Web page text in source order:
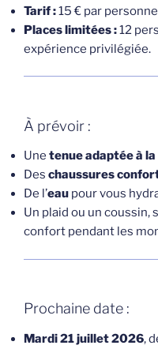
Tarif :15 € par personne
Places limitées :12
expérience privilégiée.
À prévoir :
Une tenue adaptée à
Des chaussures
De l’eau pour vous
Un plaid ou un coussin,
confort pendant les
Prochaine date :
Mardi 21 juillet 2026,